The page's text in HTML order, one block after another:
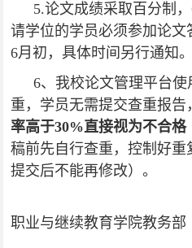
5.论文成绩采取百分制
请学位的学员必须参加论
6月初，具体时间另行通知。
6、我校论文管理平台
重，学员无需提交查重报告
率高于30%直接视为不合格
稿前先自行查重，控制好
提交后不能再修改）。
职业与继续教育学院教务部